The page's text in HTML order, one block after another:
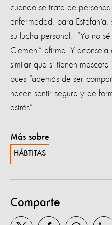
cuando se trata de personas
enfermedad, para
su lucha personal, “Yo no
Clemen.” afirma. Y
similar que si tienen
pues “además de ser
hacen sentir segura y de
estrés”.
Más sobre
HÁBTITAS
Comparte